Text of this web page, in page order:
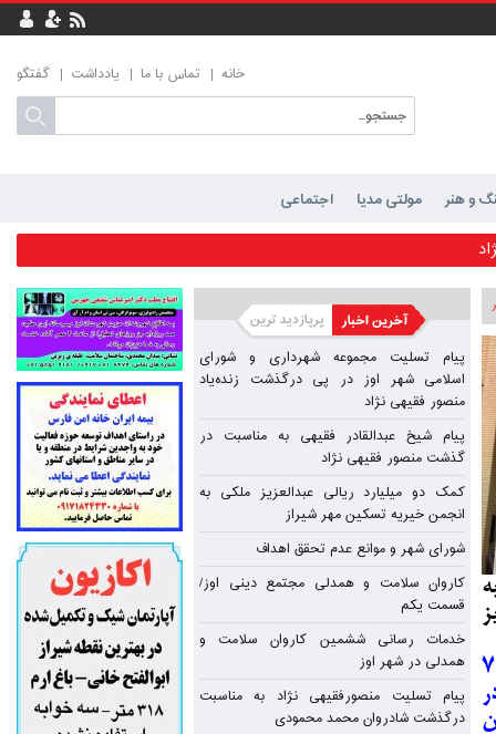
خانه تماس با ما یادداشت گفتگو
و هنر مولتی مدیا اجتماعی
زنده‌یاد منصور فقیهی نژاد
شیراز
محمودی
۲ میلیارد و ۷۲۵
در
تومان
پیام تسلیت مجموعه شهرداری و شورای
اسلامی شهر اوز در پی درگذشت زنده‌یاد
منصور فقیهی نژاد
پیام شیخ عبدالقادر فقیهی به مناسبت در
گذشت منصور فقیهی نژاد
کمک دو میلیارد ریالی عبدالعزیز ملکی به
انجمن خیریه تسکین مهر شیراز
شورای شهر و موانع عدم تحقق اهداف
کاروان سلامت و همدلی مجتمع دینی اوز/
قسمت یکم
خدمات رسانی ششمین کاروان سلامت و
همدلی در شهر اوز
پیام تسلیت منصورفقیهی نژاد به مناسبت
درگذشت شادروان محمد محمودی